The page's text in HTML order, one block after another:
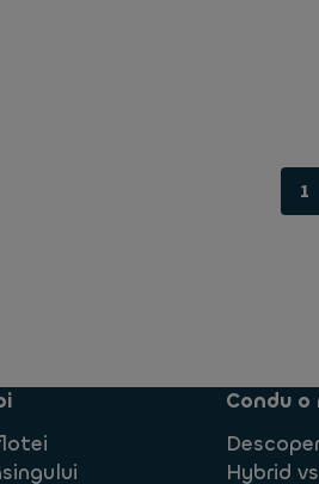
1
Condu
Hybrid